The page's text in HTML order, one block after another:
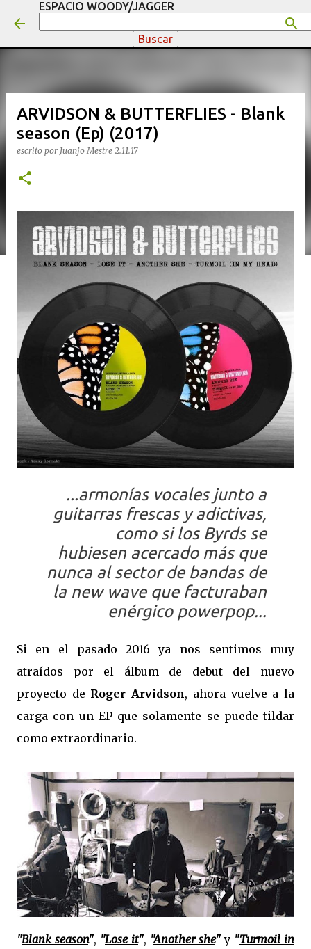
Ir al contenido principal
ESPACIO WOODY/JAGGER
ARVIDSON & BUTTERFLIES - Blank
season (Ep) (2017)
escrito por Juanjo Mestre 2.11.17
...armonías vocales junto a
guitarras frescas y adictivas,
como si los Byrds se
hubiesen acercado más que
nunca al sector de bandas de
la new wave que facturaban
enérgico powerpop...
Si en el pasado 2016 ya nos sentimos muy
atraídos por el álbum de debut del nuevo
proyecto de Roger Arvidson, ahora vuelve a la
carga con un EP que solamente se puede tildar
como extraordinario.
"Blank season", "Lose it", "Another she"y "Turmoil in